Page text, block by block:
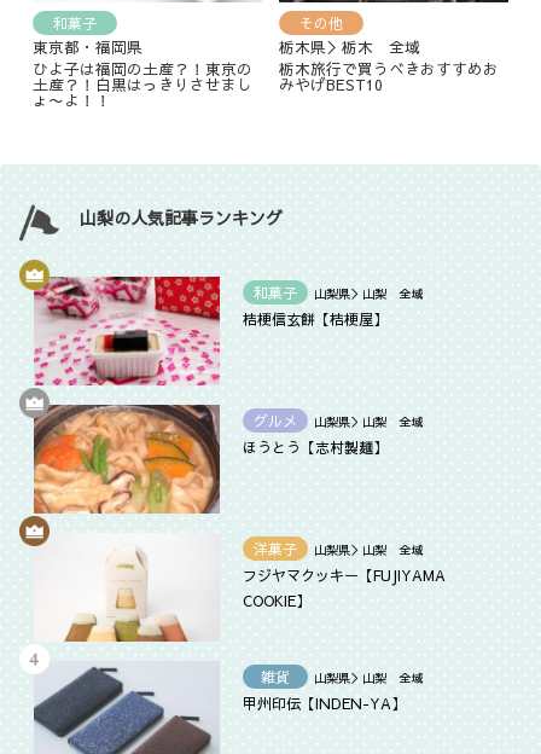
和菓子
東京都・福岡県
ひよ子は福岡の土産？！東京の
土産？！白黒はっきりさせまし
ょ〜よ！！
その他
栃木県＞栃木 全域
栃木旅行で買うべきおすすめお
みやげBEST10
山梨の人気記事ランキング
和菓子 山梨県＞山梨 全域
桔梗信玄餅【桔梗屋】
グルメ 山梨県＞山梨 全域
ほうとう【志村製麺】
洋菓子 山梨県＞山梨 全域
フジヤマクッキー【FUJIYAMA
COOKIE】
雑貨 山梨県＞山梨 全域
甲州印伝【INDEN-YA】